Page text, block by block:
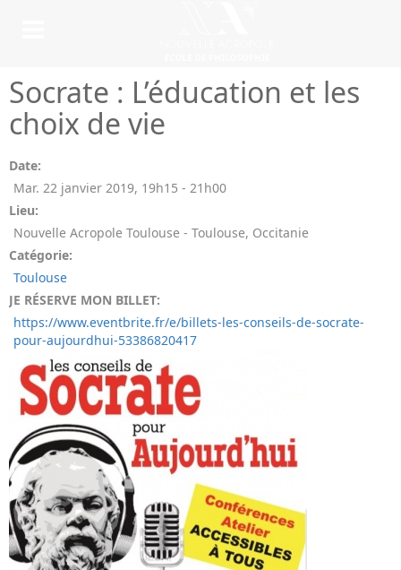
Socrate : L’éducation et les
choix de vie
Date:
Mar. 22 janvier 2019, 19h15 - 21h00
Lieu:
Nouvelle Acropole Toulouse - Toulouse, Occitanie
Catégorie:
Toulouse
JE RÉSERVE MON BILLET:
https://www.eventbrite.fr/e/billets-les-conseils-de-socrate-
pour-aujourdhui-53386820417